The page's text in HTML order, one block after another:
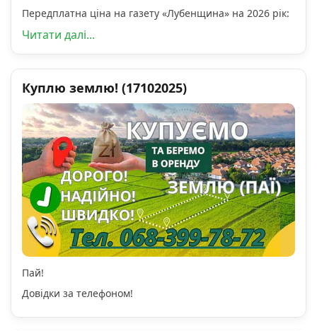
Передплатна ціна на газету «Лубенщина» на 2026 рік:
Читати далі...
Куплю землю! (17102025)
Пай!
Довідки за телефоном!